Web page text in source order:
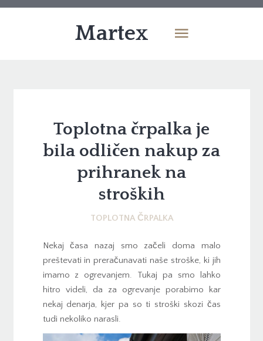
Martex
Toplotna črpalka je
bila odličen nakup za
prihranek na
stroških
TOPLOTNA ČRPALKA
Nekaj časa nazaj smo začeli doma malo
preštevati in preračunavati naše stroške, ki jih
imamo z ogrevanjem. Tukaj pa smo lahko
hitro videli, da za ogrevanje porabimo kar
nekaj denarja, kjer pa so ti stroški skozi čas
tudi nekoliko narasli.